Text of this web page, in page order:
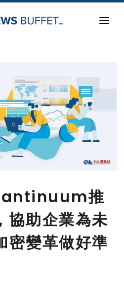
推
協助企業為未
密變革做好準